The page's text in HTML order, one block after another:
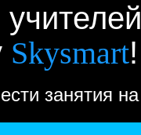
Skysmart!
занятия